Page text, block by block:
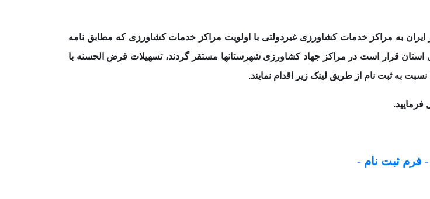
به مراکز خدمات کشاورزی غیردولتی با اولویت مراکز خدمات کشاورزی که مطابق نامه
جهاد کشاورزی استان قرار است در مراکز جهاد کشاورزی شهرستانها مستقر گردند، تسهیلات قرض الحسنه با
- فرم ثبت نام -